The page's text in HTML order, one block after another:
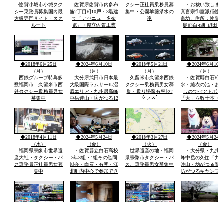
佐賀小城市小城タク
シー乗務員募集国内最
大級専門サイト・タク
ルート
佐賀県佐賀市内多布
施2丁目町10戸・3階建
て「アベニュー多布
施」・県立佐賀工業
布施橋バス停まで2
分・インターネツト無
料・「室内小型ペツト
飼育相談可 3000円
up」2・3階別階段
クシー正社員乗務員募
集中・公園羊羹清水の
滝
・お祓い致し
真言宗御室派稲
泉坊、住所：佐
島郡白石町辺田
0954-65-2806 /
８０－２７１４
８４
◆2018年6月25日
（月）
西鉄グループ特典多
数福岡市・久留米市西
鉄タクシー乗務員男女
募集中
◆2024年6月10日
（月）
大分県武田市日本最
大級国際ラムサール湿
原エリア・九州最高峰
中岳連山・坊がつる12
院温泉山荘・山頂の
峰々は白い雪と樹氷に
なり春・夏とは別の山
と自然が表現され気持
ち良さです
◆2018年5月21日
（月）
久留米市久留米西鉄
タクシー乗務員男女慕
集・乗り場保有率ﾄﾂﾌ
クラスﾟ
◆2024年6月
（月）
・佐賀縣白石
水・縫衣の池・
しのでぺツト
「大」を数十本
う魔法の水だそ
す・白石平野の
玉ねぎ畑と近く
水堂さん・須古
稲佐神社妻山神
ります
◆2018年4月11日
（水）
福岡県宗像市世界遺
産大社・タクシー・バ
ス乗務員正社員男女募
集中
◆2024年5月24日
（金）
・佐賀縣立白石高校
3年3組・4組その他同
期会・白石・有明・江
北町内中心で参加でき
久しぶりで開催・全国
で有名優良な玉ねぎ・
蓮根・佐賀米の産地六
◆2018年3月27日
（火）
世界遺産の地・福岡
県宗像市タクシー・バ
ス、乗務員男女募集中
◆2024年5月
（金）
・大分県・九
峰中岳の久住「
連山・坊がつる
坊がつるキヤン
法華院温泉山荘
ピンクの花で有
ヤマキリシマ・